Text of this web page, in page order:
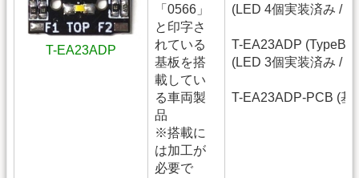
T-EA23ADP
「0566」
と印字さ
れている
基板を搭
載してい
る車両製
品
※搭載に
は加工が
必要で
(LED 4個実装済み / 2
T-EA23ADP (TypeB)
(LED 3個実装済み / 2
T-EA23ADP-PCB (基